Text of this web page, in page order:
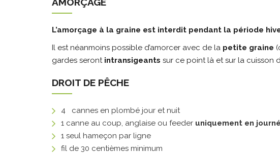
L’amorçage à la graine est interdit pendant la période
Il est néanmoins possible d’amorcer avec de la petite graine
gardes seront intransigeants sur ce point là et sur la cuisson
DROIT DE PÊCHE
4 cannes en plombé jour et nuit
1 canne au coup, anglaise ou feeder uniquement en
1 seul hameçon par ligne
fil de 30 centièmes minimum